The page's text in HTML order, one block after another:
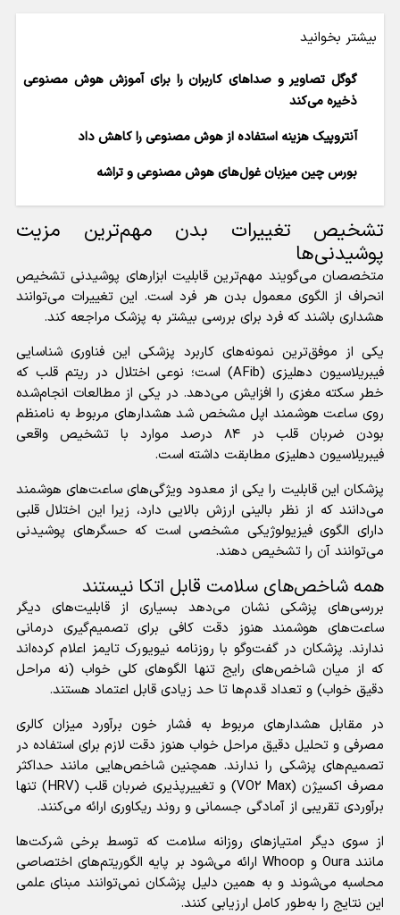
بیشتر بخوانید
گوگل تصاویر و صدا‌های کاربران را برای آموزش هوش مصنوعی
ذخیره می‌کند
آنتروپیک هزینه استفاده از هوش مصنوعی را کاهش داد
بورس چین میزبان غول‌های هوش مصنوعی و تراشه
تشخیص تغییرات بدن مهم‌ترین مزیت
پوشیدنی‌ها
متخصصان می‌گویند مهم‌ترین قابلیت ابزار‌های پوشیدنی تشخیص
انحراف از الگوی معمول بدن هر فرد است. این تغییرات می‌توانند
هشداری باشند که فرد برای بررسی بیشتر به پزشک مراجعه کند.
یکی از موفق‌ترین نمونه‌های کاربرد پزشکی این فناوری شناسایی
فیبریلاسیون دهلیزی (AFib) است؛ نوعی اختلال در ریتم قلب که
خطر سکته مغزی را افزایش می‌دهد. در یکی از مطالعات انجام‌شده
روی ساعت هوشمند اپل مشخص شد هشدار‌های مربوط به نامنظم
بودن ضربان قلب در ۸۴ درصد موارد با تشخیص واقعی
فیبریلاسیون دهلیزی مطابقت داشته است.
پزشکان این قابلیت را یکی از معدود ویژگی‌های ساعت‌های هوشمند
می‌دانند که از نظر بالینی ارزش بالایی دارد، زیرا این اختلال قلبی
دارای الگوی فیزیولوژیکی مشخصی است که حسگر‌های پوشیدنی
می‌توانند آن را تشخیص دهند.
همه شاخص‌های سلامت قابل اتکا نیستند
بررسی‌های پزشکی نشان می‌دهد بسیاری از قابلیت‌های دیگر
ساعت‌های هوشمند هنوز دقت کافی برای تصمیم‌گیری درمانی
ندارند. پزشکان در گفت‌و‌گو با روزنامه نیویورک تایمز اعلام کرده‌اند
که از میان شاخص‌های رایج تنها الگو‌های کلی خواب (نه مراحل
دقیق خواب) و تعداد قدم‌ها تا حد زیادی قابل اعتماد هستند.
در مقابل هشدار‌های مربوط به فشار خون برآورد میزان کالری
مصرفی و تحلیل دقیق مراحل خواب هنوز دقت لازم برای استفاده در
تصمیم‌های پزشکی را ندارند. همچنین شاخص‌هایی مانند حداکثر
مصرف اکسیژن (VO۲ Max) و تغییرپذیری ضربان قلب (HRV) تنها
برآوردی تقریبی از آمادگی جسمانی و روند ریکاوری ارائه می‌کنند.
از سوی دیگر امتیاز‌های روزانه سلامت که توسط برخی شرکت‌ها
مانند Oura و Whoop ارائه می‌شود بر پایه الگوریتم‌های اختصاصی
محاسبه می‌شوند و به همین دلیل پزشکان نمی‌توانند مبنای علمی
این نتایج را به‌طور کامل ارزیابی کنند.